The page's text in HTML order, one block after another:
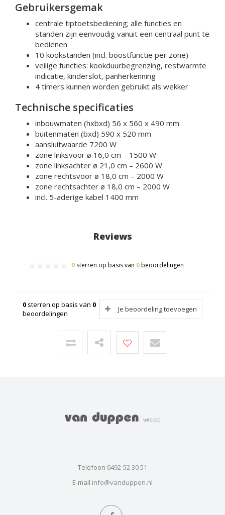
Gebruikersgemak
centrale tiptoetsbediening; alle functies en
standen zijn eenvoudig vanuit een centraal punt te
bedienen
10 kookstanden (incl. boostfunctie per zone)
veilige functies: kookduurbegrenzing, restwarmte
indicatie, kinderslot, panherkenning
4 timers kunnen worden gebruikt als wekker
Technische specificaties
inbouwmaten (hxbxd) 56 x 560 x 490 mm
buitenmaten (bxd) 590 x 520 mm
aansluitwaarde 7200 W
zone linksvoor ø 16,0 cm – 1500 W
zone linksachter ø 21,0 cm – 2600 W
zone rechtsvoor ø 18,0 cm – 2000 W
zone rechtsachter ø 18,0 cm – 2000 W
incl. 5-aderige kabel 1400 mm
Reviews
0 sterren op basis van 0beoordelingen
0 sterren op basis van 0
beoordelingen
Je beoordeling toevoegen
Telefoon 0492-52 30 51
E-mail info@vanduppen.nl